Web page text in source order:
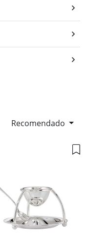
Recomendado